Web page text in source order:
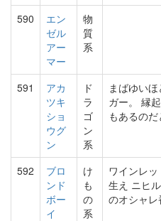
590
エン
ゼル
アー
マー
物
質
系
591
アカ
ツキ
ショ
ウグ
ン
ド
ラ
ゴ
ン
系
まばゆい
ガー。 縁
もあるのだ
592
ブロ
ンド
ボー
イ
け
も
の
系
ワインレ
生え ニヒ
のオシャレ